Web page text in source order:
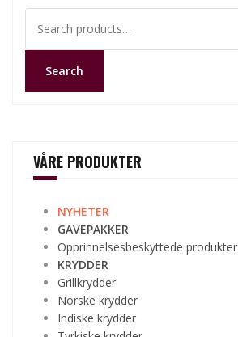
for:
Search
VÅRE PRODUKTER
NYHETER
GAVEPAKKER
Opprinnelsesbeskyttede produkter
KRYDDER
Grillkrydder
Norske krydder
Indiske krydder